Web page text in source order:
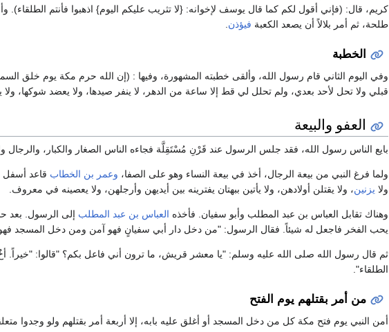
كريم، قال: (فإني أقول لكم كما قال يوسف لإخوانه: {لا تثريب عليكم اليوم} اذهبوا فأنتم الطلقاء).
طلحة، ثم أمر بلالاً أن يصعد الكعبة فيؤذن.
الخطبة
وفي اليوم الثاني قام رسول الله، وألقى خطبته المشهورة، وفيها : (إن الله حرم مكة يوم خلق
قبلي ولا تحل لأحد بعدي، ولم تحلل لي قط إلا ساعة من الدهر، لا ينفر صيدها، ولا يعضد شوكها، ولا
العفو والبيعة
بايع الناس رسول الله، فقد جلس الرسول عند قَرْنِ مُسْتَقِلَّة فجاءه الناس الصغار والكبار، والرجال
ولما فرغ النبي من بيعة الرجال، أخذ في بيعة النساء وهو على الصفا، وعمر بن الخطاب قاعد أسفل
ولا يزنين، ولا يقتلن أولادهن، ولا يأتين ببهتان يفترينه بين أيديهن وأرجلهن، ولا يعصينه في معروف.
وهناك تقابل العباس بن عبد المطلب وأبو سفيان. فأخذه العباس بن عبد المطلب إلى الرسول. بعد
يحب الفخر فاجعل له شيئاً. فقال الرسول: "من دخل دار أبي سفيانٍ فهو آمن ومن دخل المسجد
ثم قال رسول الله صلى الله عليه وسلم: "يا معشر قريش، ما ترون أني فاعل بكم؟ "قالوا: "خيراً. أخٌ
الطلقاء".
من أمر بقتلهم يوم الفتح
أمن النبي يوم فتح مكة كل من دخل المسجد أو أغلق عليه بابه، إلا أربعة أمر بقتلهم ولو وجدوا